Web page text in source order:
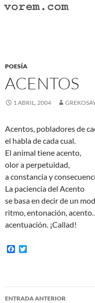
Saltar
POESÍA
ACENTOS
1 ABRIL, 2004
Acentos, pobladores de
el habla de cada cual.
El animal tiene acento,
olor a perpetuidad,
a constancia y
La paciencia del Acento
se basa en decir de un
ritmo, entonación,
acentuación. ¡Callad!
F
o
o
e
r
Navegación
ENTRADA ANTERIOR